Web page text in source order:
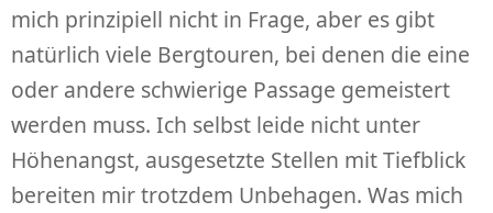
mich prinzipiell nicht in Frage, aber es gibt
natürlich viele Bergtouren, bei denen die eine
oder andere schwierige Passage gemeistert
werden muss. Ich selbst leide nicht unter
Höhenangst, ausgesetzte Stellen mit Tiefblick
bereiten mir trotzdem Unbehagen. Was mich